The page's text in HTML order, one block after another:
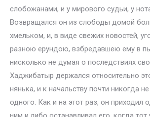
слобожанами, и у мирового судьи, у
Возвращался он из слободы домой
хмельком, и, в виде свежих новостей,
разною ерундою, взбредавшею ему в
нисколько не думая о последствиях
Хаджибатыр держался относительно
нянька, и к начальству почти никогда
одного. Как и на этот раз, он приходил